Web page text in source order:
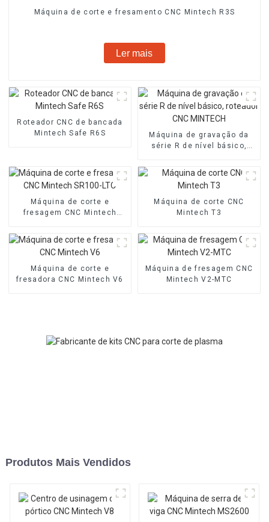
Máquina de corte e fresamento CNC Mintech R3S
Ler mais
Roteador CNC de bancada
Mintech Safe R6S
Máquina de gravação da
série R de nível básico,
Máquina de corte e
fresagem CNC Mintech
Máquina de corte CNC
Mintech T3
Máquina de corte e
fresadora CNC Mintech V6
Máquina de fresagem CNC
Mintech V2-MTC
Produtos Mais Vendidos